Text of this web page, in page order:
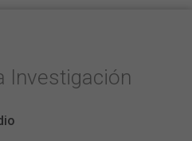
Investigación